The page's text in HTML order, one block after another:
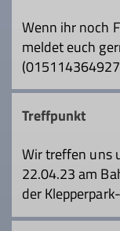
Wenn ihr noch
meldet euch
Treffpunkt
Wir treffen uns
22.04.23 am
der